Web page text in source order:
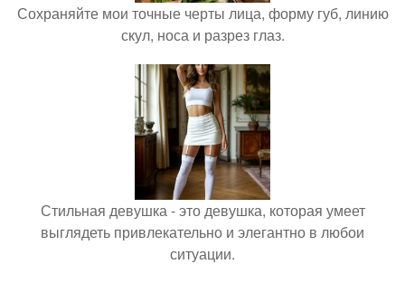
Сохраняйте мои точные черты лица, форму губ, линию
скул, носа и разрез глаз.
Стильная девушка - это девушка, которая умеет
выглядеть привлекательно и элегантно в любои
ситуации.